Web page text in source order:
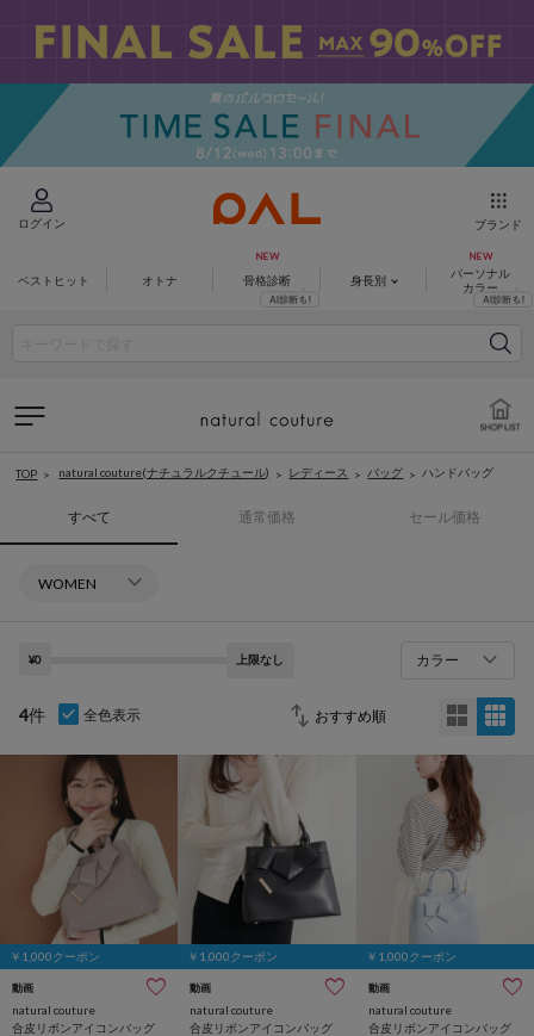
ログイン ブランド
ベストヒット オトナ 骨格診断 身長別
パーソナル
カラー
TOP natural couture(ナチュラルクチュール) レディース バッグ ハンドバッグ
すべて 通常価格 セール価格
¥0 上限なし カラー
4件 全色表示
￥1,000クーポン
動画
natural couture
合皮リボンアイコンバッグ
￥1,000クーポン
動画
natural couture
合皮リボンアイコンバッグ
￥1,000クーポン
動画
natural couture
合皮リボンアイコンバッグ